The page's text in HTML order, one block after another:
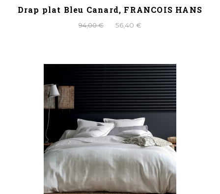
Drap plat Bleu Canard, FRANCOIS HANS
94,00 € 56,40 €